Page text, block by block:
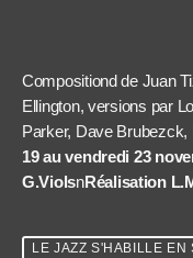
Compositiond de Juan
Ellington, versions par
Parker, Dave
19 au vendredi 23
G.ViolsnRéalisation
LE JAZZ S'HABILLE EN